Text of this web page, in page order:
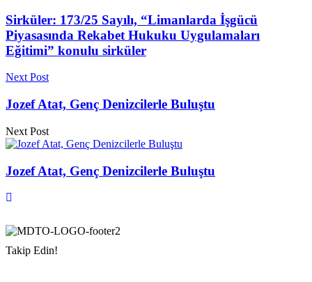
Sirküler: 173/25 Sayılı, “Limanlarda İşgücü
Piyasasında Rekabet Hukuku Uygulamaları
Eğitimi” konulu sirküler
Next Post
Jozef Atat, Genç Denizcilerle Buluştu
Next Post
Jozef Atat, Genç Denizcilerle Buluştu
Takip Edin!